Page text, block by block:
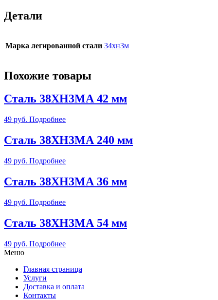
Детали
Марка легированной стали 34хн3м
Похожие товары
Сталь 38ХН3МА 42 мм
49 руб. Подробнее
Сталь 38ХН3МА 240 мм
49 руб. Подробнее
Сталь 38ХН3МА 36 мм
49 руб. Подробнее
Сталь 38ХН3МА 54 мм
49 руб. Подробнее
Меню
Главная страница
Услуги
Доставка и оплата
Контакты